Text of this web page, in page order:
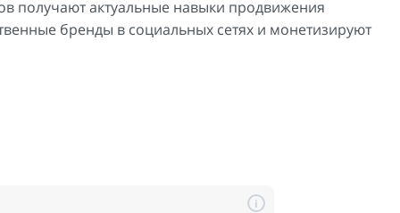
получают актуальные навыки продвижения
бренды в социальных сетях и монетизируют
i